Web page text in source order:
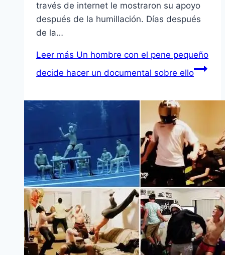
través de internet le mostraron su apoyo
después de la humillación. Días después
de la…
Leer más Un hombre con el pene pequeño
decide hacer un documental sobre ello